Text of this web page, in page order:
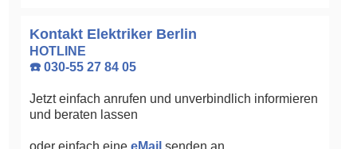
Kontakt Elektriker Berlin
HOTLINE
☎️ 030-55 27 84 05
Jetzt einfach anrufen und unverbindlich informieren
und beraten lassen